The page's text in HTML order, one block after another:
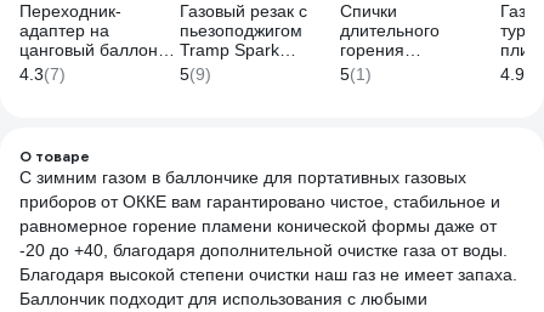
Переходник-
адаптер на
цанговый баллон
для горелки с
резьбовым
4.3(7)
Газовый резак с
пьезоподжигом
Tramp Spark
14x10.5x4.2 TRG-
051
5(9)
Спички
длительного
горения
СОЮЗГРИЛЬ Дача
D-F09
5(1) 4.9
О товаре
С зимним газом в баллончике для портативных газовых
приборов от ОККЕ вам гарантировано чистое, стабильное и
равномерное горение пламени конической формы даже от
-20 до +40, благодаря дополнительной очистке газа от воды.
Благодаря высокой степени очистки наш газ не имеет запаха.
Баллончик подходит для использования с любыми